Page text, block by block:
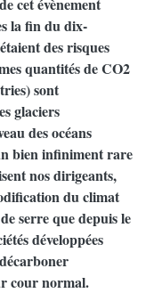
la fin du dix-
des risques
quantités de CO2
sont
glaciers
des océans
bien infiniment rare
nos dirigeants,
du climat
serre que depuis le
développées
cour normal.